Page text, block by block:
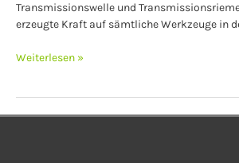
Transmissionswelle und
erzeugte Kraft auf sämtliche Werkzeuge in
Weiterlesen »